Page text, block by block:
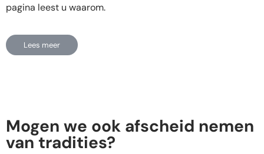
pagina leest u waarom.
Lees meer
Mogen we ook afscheid nemen
van tradities?